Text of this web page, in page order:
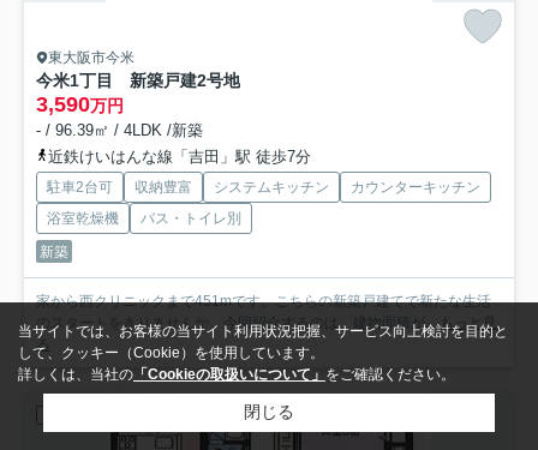
東大阪市今米
今米1丁目 新築戸建2号地
3,590万円
- / 96.39㎡ / 4LDK /新築
近鉄けいはんな線「吉田」駅 徒歩7分
駐車2台可 収納豊富 システムキッチン
カウンターキッチン
浴室乾燥機
バス・トイレ別
新築
家から西クリニックまで451mです。こちらの新築戸建てで新たな生活
のスタートをきりませんか。今回紹介するのは、建物面積が...もっと見
る
当サイトでは、お客様の当サイト利用状況把握、サービス向上検討を目的と
して、クッキー（Cookie）を使用しています。
詳しくは、当社の 「Cookieの取扱いについて」 をご確認ください。
閉じる